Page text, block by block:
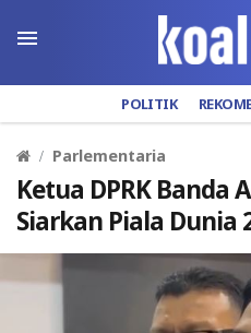
POLITIK
Parlementaria
Ketua DPRK Banda
Siarkan Piala Dunia